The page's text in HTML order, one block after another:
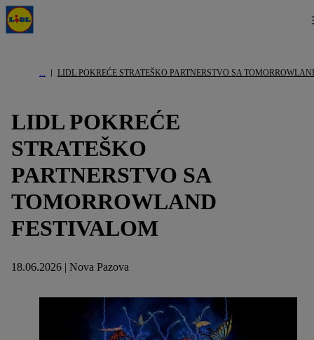
LIDL POKREĆE STRATEŠKO PARTNERSTVO SA
LIDL POKREĆE
STRATEŠKO
PARTNERSTVO SA
TOMORROWLAND
FESTIVALOM
18.06.2026 | Nova Pazova